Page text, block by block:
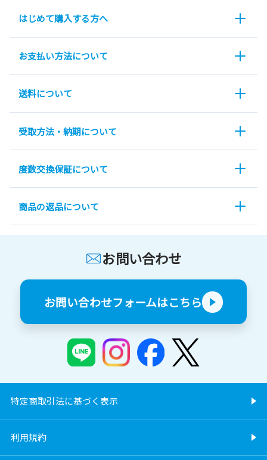
はじめて購入する方へ
お支払い方法について
送料について
受取方法・納期について
度数交換保証について
商品の返品について
お問い合わせ
お問い合わせフォームはこちら
特定商取引法に基づく表示
利用規約